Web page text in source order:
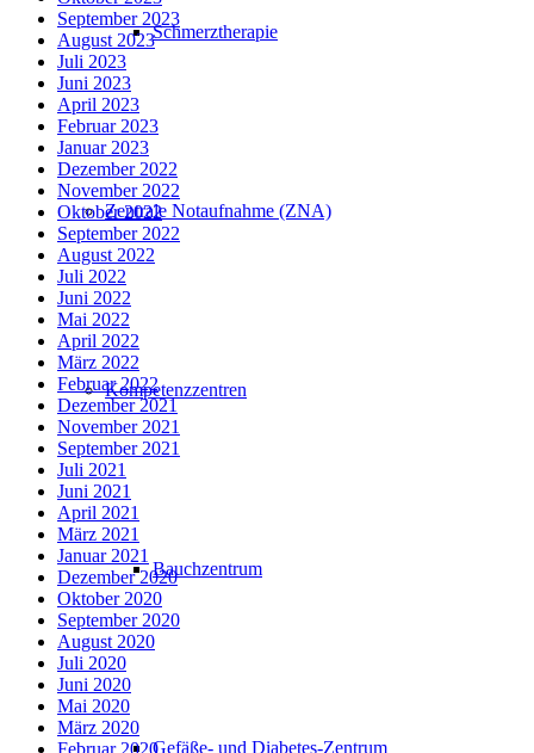
Schmerztherapie
Zentrale Notaufnahme (ZNA)
Kompetenzzentren
Bauchzentrum
Gefäße- und Diabetes-Zentrum
September 2023
August 2023
Juli 2023
Juni 2023
April 2023
Februar 2023
Januar 2023
Dezember 2022
November 2022
Oktober 2022
September 2022
August 2022
Juli 2022
Juni 2022
Mai 2022
April 2022
März 2022
Februar 2022
Dezember 2021
November 2021
September 2021
Juli 2021
Juni 2021
April 2021
März 2021
Januar 2021
Dezember 2020
Oktober 2020
September 2020
August 2020
Juli 2020
Juni 2020
Mai 2020
März 2020